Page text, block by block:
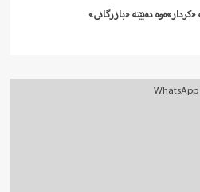
دەبێتە «بازرگانی»